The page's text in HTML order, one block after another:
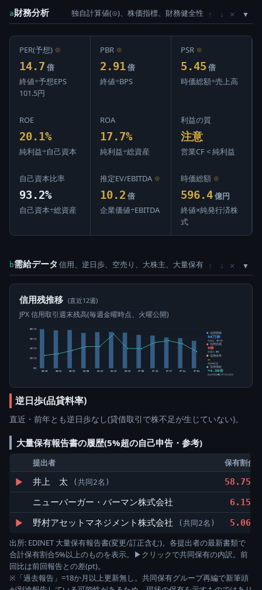
a財務分析 独自計算値(⊙)、株価指標、財務健全性 ↑ ↓ ×
PER(予想) ⊙
14.7 倍
終値÷予想EPS
101.5円
PBR ⊙
2.91 倍
終値÷BPS
PSR ⊙
5.45 倍
時価総額÷売上高
ROE
20.1%
純利益÷自己資本
ROA
17.7%
純利益÷総資産
利益の質
注意
営業CF < 純利益
自己資本比率
93.2%
自己資本÷総資産
推定EV/EBITDA ⊙
10.2 倍
企業価値÷EBITDA
時価総額 ⊙
596.4 億円
終値×純発行済株
式
b需給データ 信用、逆日歩、空売り、大株主、大量保有 ↑ ↓ ×
信用残推移 (直近12週)
JPX 信用取引週末残高(毎週金曜時点、火曜公開)
0株
20万株
40万株
60万株
80万株
05-15 05-22 05-29 06-05 06-12 06-19 06-26 07-03 07-10 07-17 07-24 07-31
信用買残
56万株
前週比 -5万株
信用売残
0株
前週比 0株
信用倍率
―
買残÷売残
信用需給
+4.39倍
純信用残÷5日平均出来高
逆日歩(品貸料率)
直近・前年とも逆日歩なし(貸借取引で株不足が生じていない)。
大量保有報告書の履歴(5%超の自己申告・参考)
提出者 保有割合
▶ 井上 太 (共同2名)
58.75%
ニューバーガー・バーマン株式会社
6.15%
▶ 野村アセットマネジメント株式会社 (共同2名)
5.06%
出所: EDINET 大量保有報告書(変更/訂正含む)。各提出者の最新書類で
合計保有割合5%以上のものを表示。▶クリックで共同保有の内訳。前
回比は前回報告との差(pt)。
※「過去報告」=18か月以上更新無し。共同保有グループ再編で新筆頭